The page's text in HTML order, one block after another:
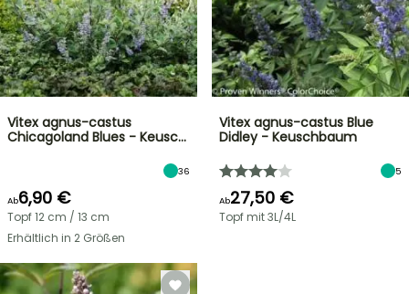
Vitex agnus-castus
Chicagoland Blues - Keusc…
36
Ab6,90 €
Topf 12 cm / 13 cm
Erhältlich in 2 Größen
Vitex agnus-castus Blue
Didley - Keuschbaum
5
Ab27,50 €
Topf mit 3L/4L